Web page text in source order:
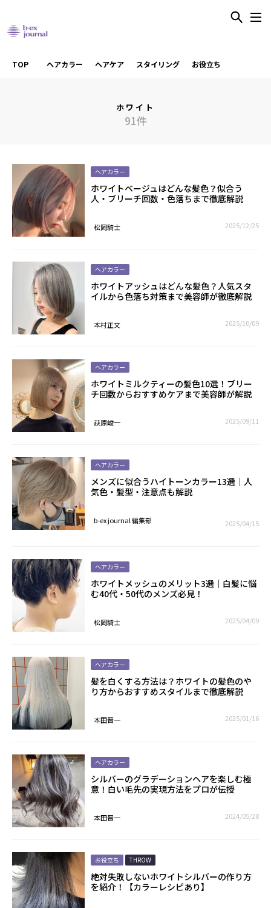
TOP ヘアカラー ヘアケア スタイリング お役立ち
ホワイト
91件
ヘアカラー
ホワイトベージュはどんな髪色？似合う
人・ブリーチ回数・色落ちまで徹底解説
松岡騎士 2025/12/25
ヘアカラー
ホワイトアッシュはどんな髪色？人気スタ
イルから色落ち対策まで美容師が徹底解説
本村正文 2025/10/09
ヘアカラー
ホワイトミルクティーの髪色10選！ブリー
チ回数からおすすめケアまで美容師が解説
荻原峻一 2025/09/11
ヘアカラー
メンズに似合うハイトーンカラー13選｜人
気色・髪型・注意点も解説
b-ex journal 編集部 2025/04/15
ヘアカラー
ホワイトメッシュのメリット3選｜白髪に悩
む40代・50代のメンズ必見！
松岡騎士 2025/04/09
ヘアカラー
髪を白くする方法は？ホワイトの髪色のや
り方からおすすめスタイルまで徹底解説
本田晋一 2025/01/16
ヘアカラー
シルバーのグラデーションヘアを楽しむ極
意！白い毛先の実現方法をプロが伝授
本田晋一 2024/05/28
お役立ち THROW
絶対失敗しないホワイトシルバーの作り方
を紹介！【カラーレシピあり】